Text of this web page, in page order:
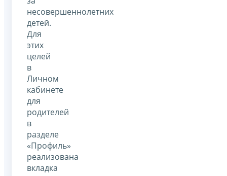
несовершеннолетних
детей.
Для
этих
целей
в
Личном
кабинете
для
родителей
в
разделе
«Профиль»
реализована
вкладка